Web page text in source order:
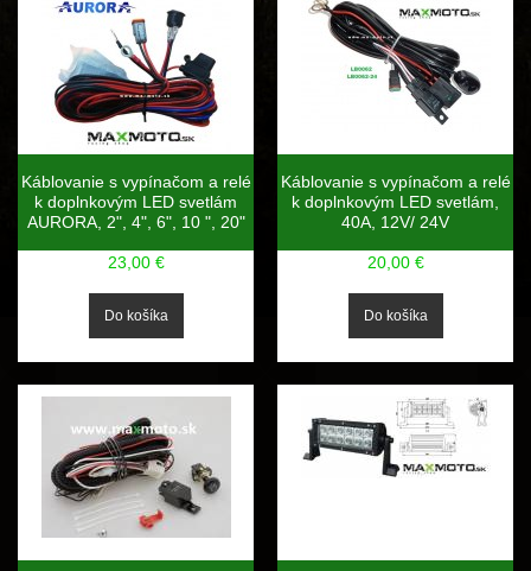
Káblovanie s vypínačom a relé
k doplnkovým LED svetlám
AURORA, 2", 4", 6", 10 ", 20"
23,00 €
Káblovanie s vypínačom a relé
k doplnkovým LED svetlám,
40A, 12V/ 24V
20,00 €